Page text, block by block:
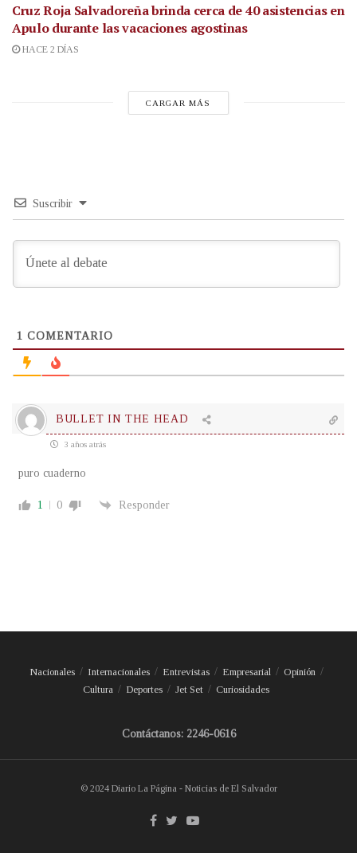
Cruz Roja Salvadoreña brinda cerca de 40 asistencias en
Apulo durante las vacaciones agostinas
HACE 2 DÍAS
CARGAR MÁS
Suscribir
1 COMENTARIO
BULLET IN THE HEAD
3 años atrás
puro cuaderno
1 0 Responder
Nacionales Internacionales Entrevistas Empresarial
Opinión
Cultura
Deportes Jet Set Curiosidades
Contáctanos: 2246-0616
© 2024 Diario La Página - Noticias de El Salvador